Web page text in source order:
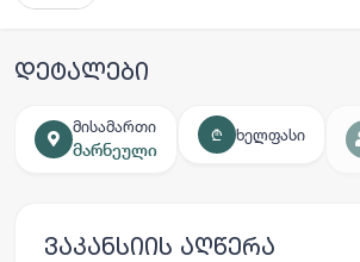
დეტალები
მისამართი
მარნეული
₾ ხელფასი
ვაკანსიის აღწერა